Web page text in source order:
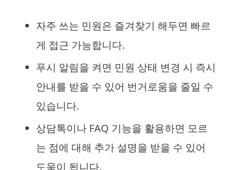
자주 쓰는 민원은 즐겨찾기 해두면 빠르
게 접근 가능합니다.
푸시 알림을 켜면 민원 상태 변경 시 즉시
안내를 받을 수 있어 번거로움을 줄일 수
있습니다.
상담톡이나 FAQ 기능을 활용하면 모르
는 점에 대해 추가 설명을 받을 수 있어
도움이 됩니다.